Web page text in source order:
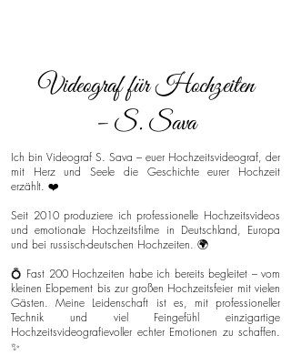
Videograf für Hochzeiten
– S. Sava
Ich bin Videograf S. Sava – euer Hochzeitsvideograf, der
mit Herz und Seele die Geschichte eurer Hochzeit
erzählt. ❤️
Seit 2010 produziere ich professionelle Hochzeitsvideos
und emotionale Hochzeitsfilme in Deutschland, Europa
und bei russisch-deutschen Hochzeiten. 🌍
💍 Fast 200 Hochzeiten habe ich bereits begleitet – vom
kleinen Elopement bis zur großen Hochzeitsfeier mit vielen
Gästen. Meine Leidenschaft ist es, mit professioneller
Technik und viel Feingefühl einzigartige
Hochzeitsvideografievoller echter Emotionen zu schaffen.
✨